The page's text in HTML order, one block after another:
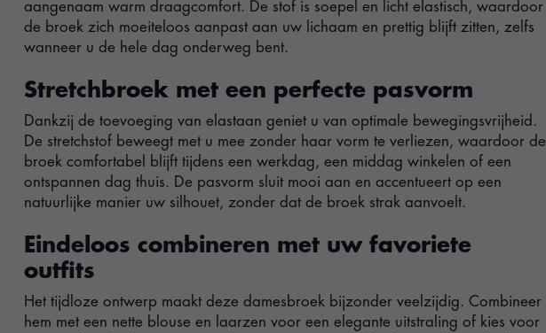
aangenaam warm draagcomfort. De stof is soepel en licht elastisch, waardoor
de broek zich moeiteloos aanpast aan uw lichaam en prettig blijft zitten, zelfs
wanneer u de hele dag onderweg bent.
Stretchbroek met een perfecte pasvorm
Dankzij de toevoeging van elastaan geniet u van optimale bewegingsvrijheid.
De stretchstof beweegt met u mee zonder haar vorm te verliezen, waardoor de
broek comfortabel blijft tijdens een werkdag, een middag winkelen of een
ontspannen dag thuis. De pasvorm sluit mooi aan en accentueert op een
natuurlijke manier uw silhouet, zonder dat de broek strak aanvoelt.
Eindeloos combineren met uw favoriete
outfits
Het tijdloze ontwerp maakt deze damesbroek bijzonder veelzijdig. Combineer
hem met een nette blouse en laarzen voor een elegante uitstraling of kies voor